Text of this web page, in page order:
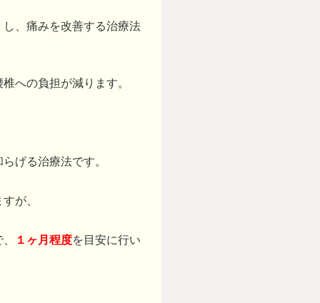
、痛みを改善する治療法
への負担が減ります。
げる治療法です。
が、
１ヶ月程度を目安に行い